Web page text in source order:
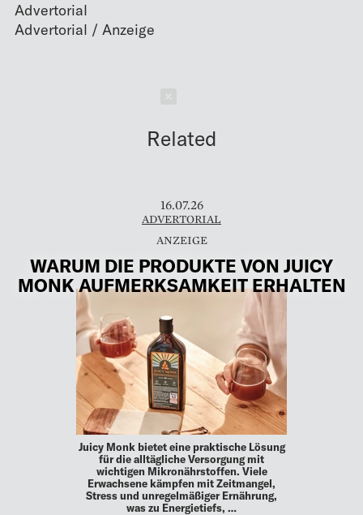
Advertorial
Related
16.07.26
ADVERTORIAL
WARUM DIE PRODUKTE VON JUICY
MONK AUFMERKSAMKEIT ERHALTEN
Juicy Monk bietet eine praktische Lösung
für die alltägliche Versorgung mit
wichtigen Mikronährstoffen. Viele
Erwachsene kämpfen mit Zeitmangel,
Stress und unregelmäßiger Ernährung,
was zu Energietiefs, …